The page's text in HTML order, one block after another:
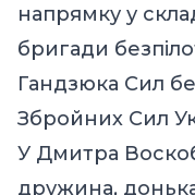
напрямку у
бригади
Гандзюка Сил
Збройних Сил
У Дмитра
дружина,